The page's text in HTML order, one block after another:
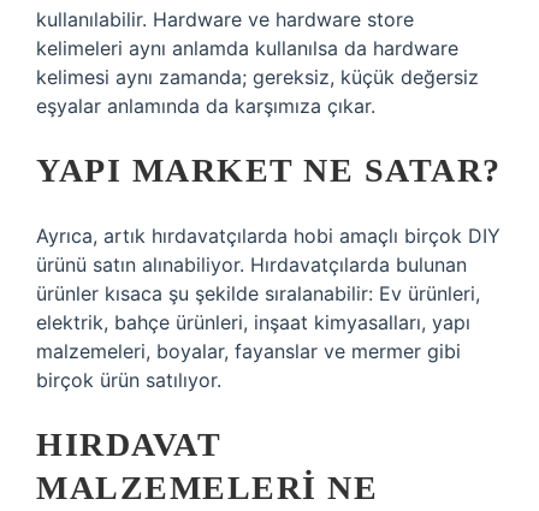
kullanılabilir. Hardware ve hardware store
kelimeleri aynı anlamda kullanılsa da hardware
kelimesi aynı zamanda; gereksiz, küçük değersiz
eşyalar anlamında da karşımıza çıkar.
YAPI MARKET NE SATAR?
Ayrıca, artık hırdavatçılarda hobi amaçlı birçok DIY
ürünü satın alınabiliyor. Hırdavatçılarda bulunan
ürünler kısaca şu şekilde sıralanabilir: Ev ürünleri,
elektrik, bahçe ürünleri, inşaat kimyasalları, yapı
malzemeleri, boyalar, fayanslar ve mermer gibi
birçok ürün satılıyor.
HIRDAVAT
MALZEMELERI NE